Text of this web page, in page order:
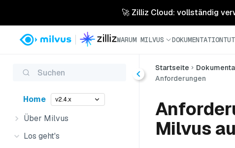
🚀 Zilliz Cloud: vollständig
WARUM MILVUS DOKUMENTATION
Suchen
Home v2.4.x
Über Milvus
Los geht's
Startseite
Anforderungen
Milvus